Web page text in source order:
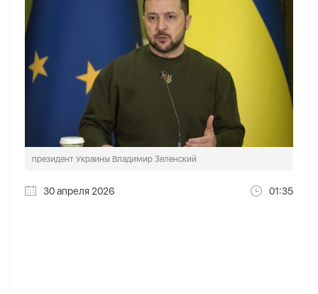
президент Украины Владимир Зеленский
30 апреля 2026 01:35